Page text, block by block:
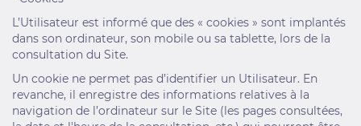
L’Utilisateur est informé que des « cookies » sont implantés
dans son ordinateur, son mobile ou sa tablette, lors de la
consultation du Site.
Un cookie ne permet pas d’identifier un Utilisateur. En
revanche, il enregistre des informations relatives à la
navigation de l’ordinateur sur le Site (les pages consultées,